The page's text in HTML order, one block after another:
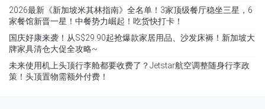
2026最新《新加坡米其林指南》全名单！3家顶级餐厅稳坐三星，6
家餐馆新晋一星！中餐势力崛起！吃货快打卡！
国庆好康来袭！从S$29.90起抢爆款家居用品、沙发床褥！新加坡大
牌家具清仓大促全攻略~
未来使用机上头顶行李舱都要收费了？Jetstar航空调整随身行李政
策！头顶置物需额外付费！